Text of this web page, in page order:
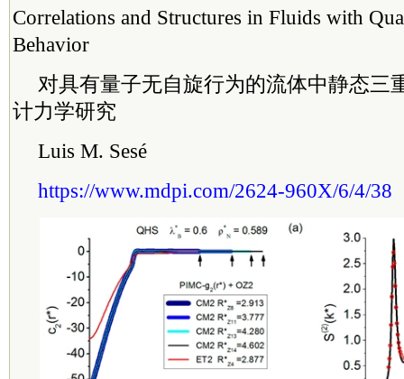
Correlations and Structures in Fluids with
Behavior
对具有量子无自旋行为的流体中静态三
计力学研究
Luis M. Sesé
https://www.mdpi.com/2624-960X/6/4/38